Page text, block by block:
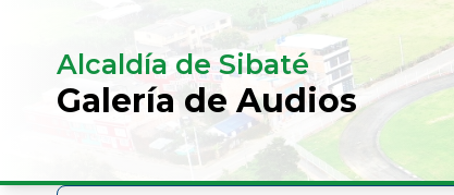
Alcaldía de Sibaté
Galería de Audios